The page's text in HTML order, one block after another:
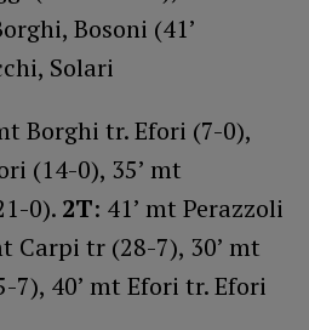
Bosoni (41’
Solari
Borghi tr. Efori (7-0),
(14-0), 35’ mt
0). 2T: 41’ mt Perazzoli
Carpi tr (28-7), 30’ mt
7), 40’ mt Efori tr. Efori